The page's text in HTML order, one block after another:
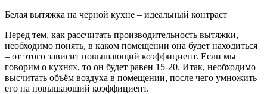
Белая вытяжка на черной кухне – идеальный контраст
Перед тем, как рассчитать производительность вытяжки,
необходимо понять, в каком помещении она будет находиться
– от этого зависит повышающий коэффициент. Если мы
говорим о кухнях, то он будет равен 15-20. Итак, необходимо
высчитать объём воздуха в помещении, после чего умножить
его на повышающий коэффициент.